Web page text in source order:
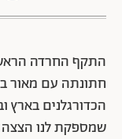
התקף החרדה
הכדורגלנים
שמספקת לנו הצצה